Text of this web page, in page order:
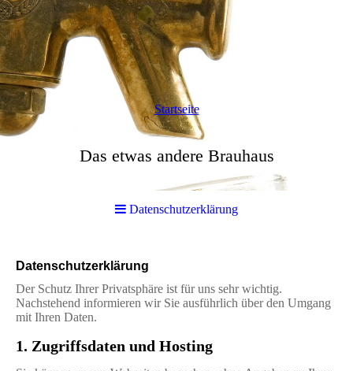
Startseite
Das etwas andere Brauhaus
Datenschutzerklärung
Datenschutzerklärung
Der Schutz Ihrer Privatsphäre ist für uns sehr wichtig.
Nachstehend informieren wir Sie ausführlich über den Umgang
mit Ihren Daten.
1. Zugriffsdaten und Hosting